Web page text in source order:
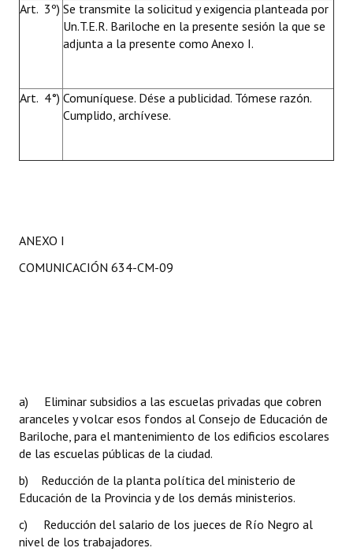
Art. 3º) Se transmite la solicitud y exigencia planteada por
Un.T.E.R. Bariloche en la presente sesión la que se
adjunta a la presente como Anexo I.
Art. 4°) Comuníquese. Dése a publicidad. Tómese razón.
Cumplido, archívese.
ANEXO I
COMUNICACIÓN 634-CM-09
a) Eliminar subsidios a las escuelas privadas que cobren
aranceles y volcar esos fondos al Consejo de Educación de
Bariloche, para el mantenimiento de los edificios escolares
de las escuelas públicas de la ciudad.
b) Reducción de la planta política del ministerio de
Educación de la Provincia y de los demás ministerios.
c) Reducción del salario de los jueces de Río Negro al
nivel de los trabajadores.